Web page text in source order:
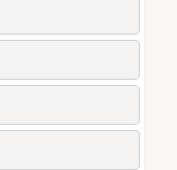
для
віллі
та
– спокійні води